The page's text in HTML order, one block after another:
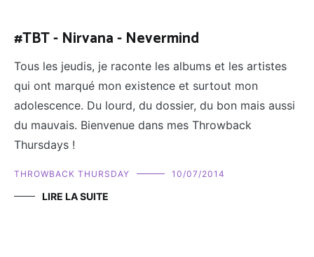
#TBT - Nirvana - Nevermind
Tous les jeudis, je raconte les albums et les artistes
qui ont marqué mon existence et surtout mon
adolescence. Du lourd, du dossier, du bon mais aussi
du mauvais. Bienvenue dans mes Throwback
Thursdays !
THROWBACK THURSDAY 10/07/2014
LIRE LA SUITE